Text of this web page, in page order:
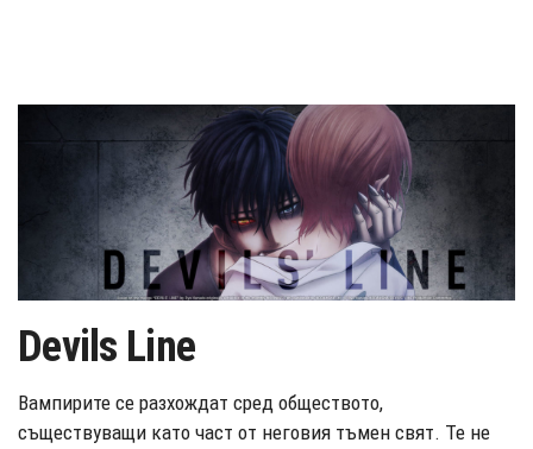
Devils Line
Вампирите се разхождат сред обществото,
съществуващи като част от неговия тъмен свят. Те не